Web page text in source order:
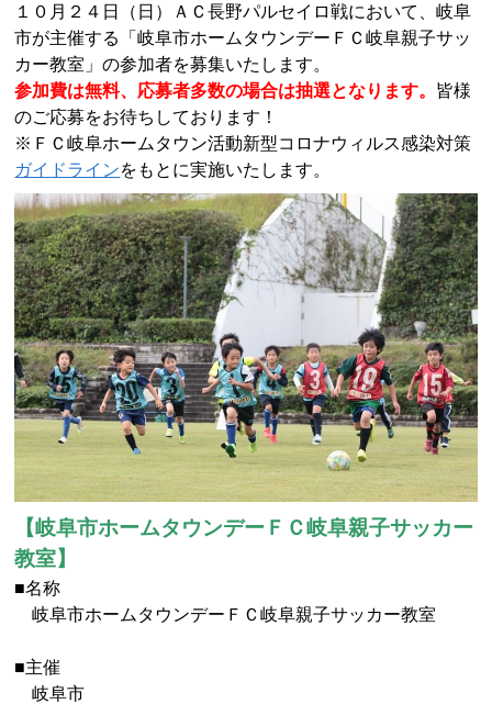
１０月２４日（日）ＡＣ長野パルセイロ戦において、岐阜
市が主催する「岐阜市ホームタウンデーＦＣ岐阜親子サッ
カー教室」の参加者を募集いたします。
参加費は無料、応募者多数の場合は抽選となります。 皆様
のご応募をお待ちしております！
※ＦＣ岐阜ホームタウン活動新型コロナウィルス感染対策
ガイドラインをもとに実施いたします。
【岐阜市ホームタウンデーＦＣ岐阜親子サッカー
教室】
■名称
岐阜市ホームタウンデーＦＣ岐阜親子サッカー教室
■主催
岐阜市